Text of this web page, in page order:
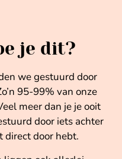
je dit?
we gestuurd door
95-99% van onze
meer dan je je ooit
door iets achter
direct door hebt.